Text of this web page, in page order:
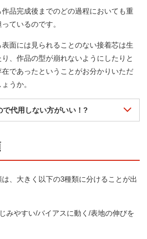
品完成後までのどの過程においても重
ているのです。
面には見られることのない接着芯は生
、作品の型が崩れないようにしたりと
であったということがお分かりいただ
うか。
で代用しない方がいい！?
、大きく以下の3種類に分けることが出
みやすい/バイアスに動く/表地の伸びを